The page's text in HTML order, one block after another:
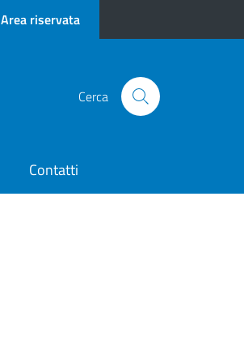
Area riservata
Cerca
Contatti